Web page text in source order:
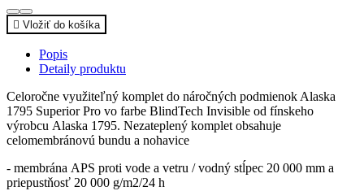
 Vložiť do košíka
Popis
Detaily produktu
Celoročne využiteľný komplet do náročných podmienok Alaska
1795 Superior Pro vo farbe BlindTech Invisible od fínskeho
výrobcu Alaska 1795. Nezateplený komplet obsahuje
celomembránovú bundu a nohavice
- membrána APS proti vode a vetru / vodný stĺpec 20 000 mm a
priepustňosť 20 000 g/m2/24 h